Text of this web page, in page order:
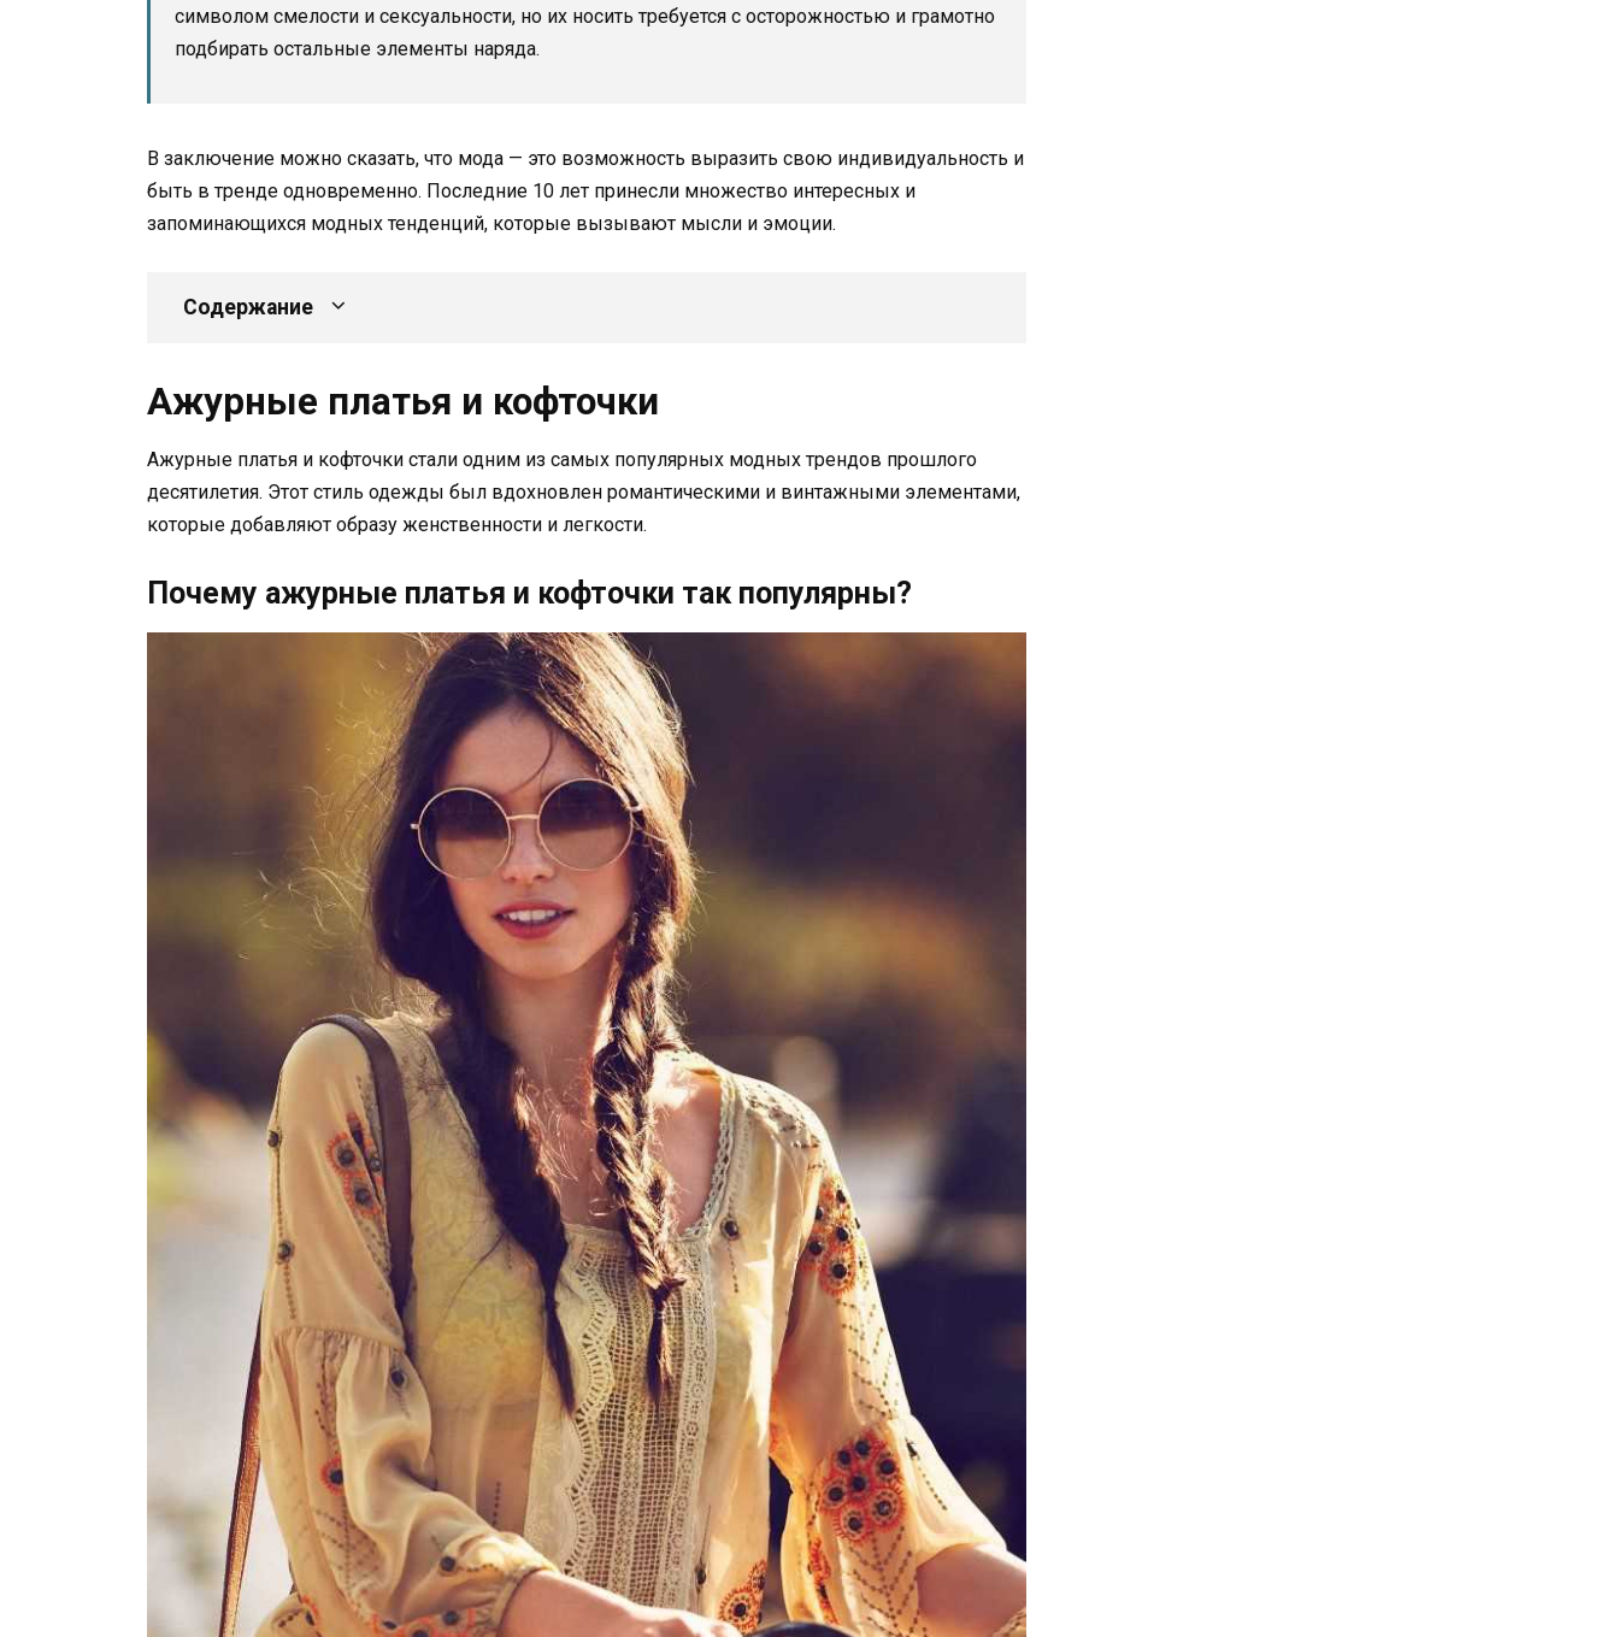
символом смелости и сексуальности, но их носить требуется с осторожностью и грамотно
подбирать остальные элементы наряда.
В заключение можно сказать, что мода — это возможность выразить свою индивидуальность и
быть в тренде одновременно. Последние 10 лет принесли множество интересных и
запоминающихся модных тенденций, которые вызывают мысли и эмоции.
Содержание
Ажурные платья и кофточки
Ажурные платья и кофточки стали одним из самых популярных модных трендов прошлого
десятилетия. Этот стиль одежды был вдохновлен романтическими и винтажными элементами,
которые добавляют образу женственности и легкости.
Почему ажурные платья и кофточки так популярны?